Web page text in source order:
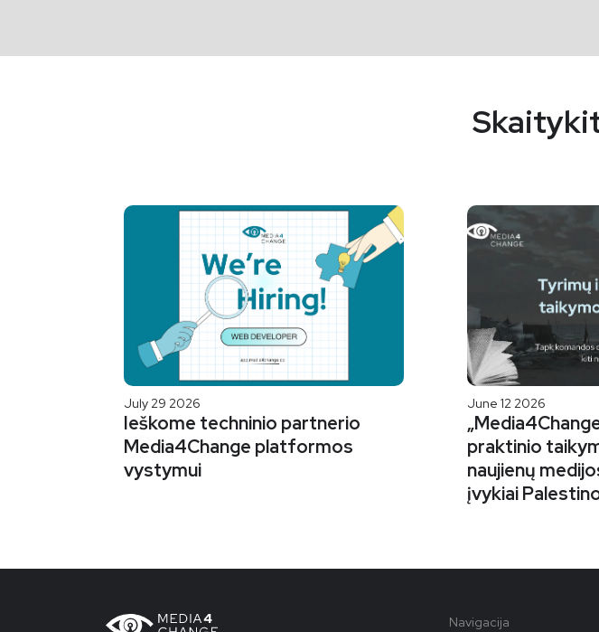
July 29 2026
Ieškome techninio partnerio
Media4Change platformos
vystymui
June 12 2026
praktinio
naujienų
įvykiai
Navigacija